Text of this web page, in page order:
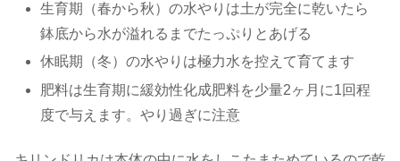
生育期（春から秋）の水やりは土が完全に乾いたら
鉢底から水が溢れるまでたっぷりとあげる
休眠期（冬）の水やりは極力水を控えて育てます
肥料は生育期に緩効性化成肥料を少量2ヶ月に1回程
度で与えます。やり過ぎに注意